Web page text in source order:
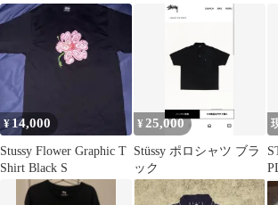
ゥーシー
¥ 14,000
Stussy Flower Graphic T
Shirt Black S
¥ 25,000
Stüssy ポロシャツ ブラ
ック
t